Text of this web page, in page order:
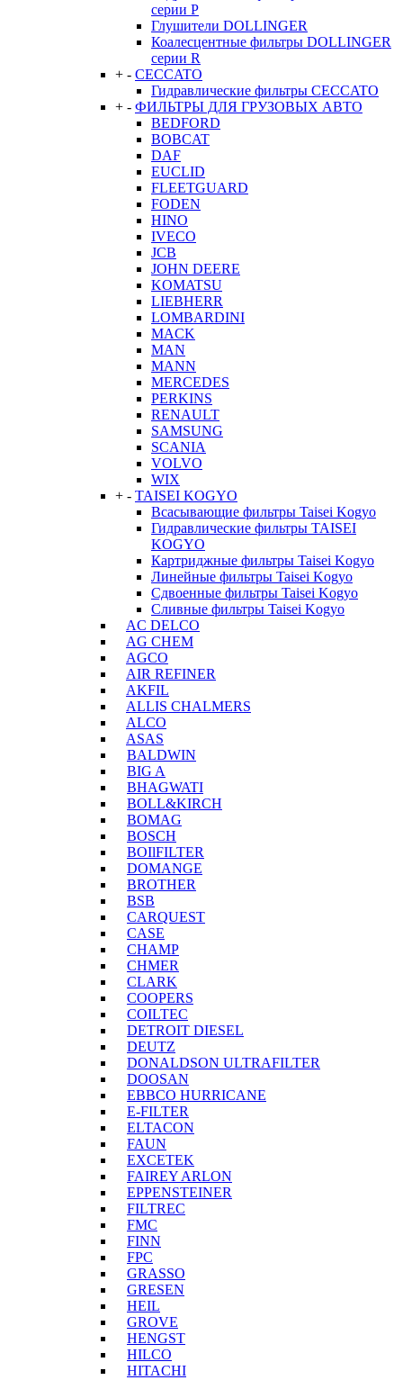
серии P
Глушители DOLLINGER
Коалесцентные фильтры DOLLINGER
серии R
+ - CECCATO
Гидравлические фильтры CECCATO
+ - ФИЛЬТРЫ ДЛЯ ГРУЗОВЫХ АВТО
BEDFORD
BOBCAT
DAF
EUCLID
FLEETGUARD
FODEN
HINO
IVECO
JCB
JOHN DEERE
KOMATSU
LIEBHERR
LOMBARDINI
MACK
MAN
MANN
MERCEDES
PERKINS
RENAULT
SAMSUNG
SCANIA
VOLVO
WIX
+ - TAISEI KOGYO
Всасывающие фильтры Taisei Kogyo
Гидравлические фильтры TAISEI
KOGYO
Картриджные фильтры Taisei Kogyo
Линейные фильтры Taisei Kogyo
Сдвоенные фильтры Taisei Kogyo
Сливные фильтры Taisei Kogyo
AC DELCO
AG CHEM
AGCO
AIR REFINER
AKFIL
ALLIS CHALMERS
ALCO
ASAS
BALDWIN
BIG A
BHAGWATI
BOLL&KIRCH
BOMAG
BOSCH
BOIlFILTER
DOMANGE
BROTHER
BSB
CARQUEST
CASE
CHAMP
CHMER
CLARK
COOPERS
COILTEC
DETROIT DIESEL
DEUTZ
DONALDSON ULTRAFILTER
DOOSAN
EBBCO HURRICANE
E-FILTER
ELTACON
FAUN
EXCETEK
FAIREY ARLON
EPPENSTEINER
FILTREC
FMC
FINN
FPC
GRASSO
GRESEN
HEIL
GROVE
HENGST
HILCO
HITACHI